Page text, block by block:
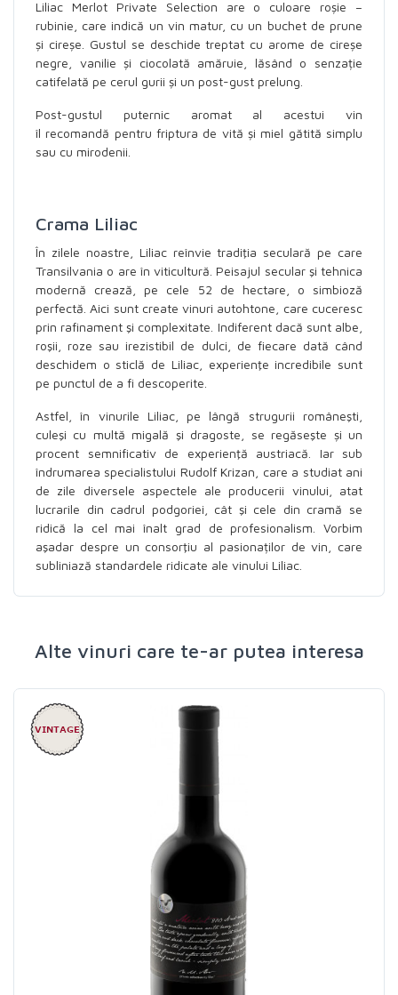
Liliac Merlot Private Selection are o culoare roșie –
rubinie, care indică un vin matur, cu un buchet de prune
și cireșe. Gustul se deschide treptat cu arome de cireșe
negre, vanilie și ciocolată amăruie, lăsând o senzație
catifelată pe cerul gurii și un post-gust prelung.
Post-gustul puternic aromat al acestui vin
îl recomandă pentru friptura de vită și miel gătită simplu
sau cu mirodenii.
Crama Liliac
În zilele noastre, Liliac reînvie tradiţia seculară pe care
Transilvania o are în viticultură. Peisajul secular şi tehnica
modernă crează, pe cele 52 de hectare, o simbioză
perfectă. Aici sunt create vinuri autohtone, care cuceresc
prin rafinament şi complexitate. Indiferent dacă sunt albe,
roşii, roze sau irezistibil de dulci, de fiecare dată când
deschidem o sticlă de Liliac, experienţe incredibile sunt
pe punctul de a fi descoperite.
Astfel, în vinurile Liliac, pe lângă strugurii româneşti,
culeşi cu multă migală şi dragoste, se regăseşte și un
procent semnificativ de experienţă austriacă. Iar sub
îndrumarea specialistului Rudolf Krizan, care a studiat ani
de zile diversele aspectele ale producerii vinului, atat
lucrarile din cadrul podgoriei, cât şi cele din cramă se
ridică la cel mai înalt grad de profesionalism. Vorbim
aşadar despre un consorţiu al pasionaților de vin, care
subliniază standardele ridicate ale vinului Liliac.
Alte vinuri care te-ar putea interesa